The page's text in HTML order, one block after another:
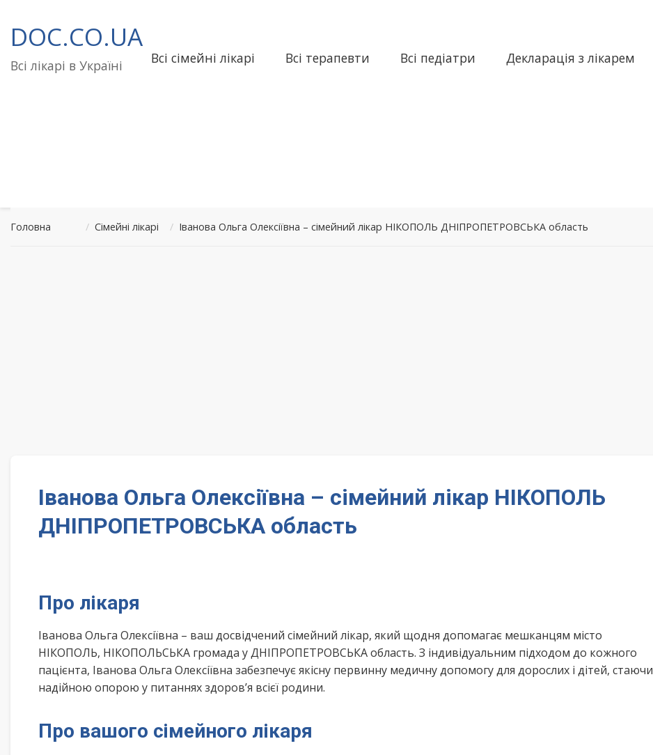
до
вмісту
DOC.CO.UA
Всі лікарі в Україні Всі сімейні лікарі Всі терапевти Всі педіатри Декларація з лікарем
Головна / Сімейні лікарі / Іванова Ольга Олексіївна – сімейний лікар НІКОПОЛЬ ДНІПРОПЕТРОВСЬКА область
Іванова Ольга Олексіївна – сімейний лікар НІКОПОЛЬ
ДНІПРОПЕТРОВСЬКА область
Про лікаря
Іванова Ольга Олексіївна – ваш досвідчений сімейний лікар, який щодня допомагає мешканцям місто
НІКОПОЛЬ, НІКОПОЛЬСЬКА громада у ДНІПРОПЕТРОВСЬКА область. З індивідуальним підходом до кожного
пацієнта, Іванова Ольга Олексіївна забезпечує якісну первинну медичну допомогу для дорослих і дітей, стаючи
надійною опорою у питаннях здоров’я всієї родини.
Про вашого сімейного лікаря